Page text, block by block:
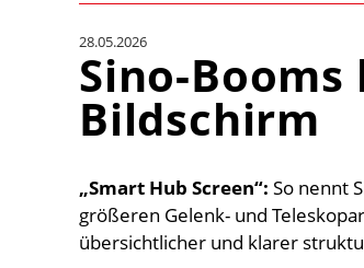
28.05.2026
Sino-
Bildschirm
„Smart Hub Screen“: So nennt
größeren Gelenk- und
übersichtlicher und klarer